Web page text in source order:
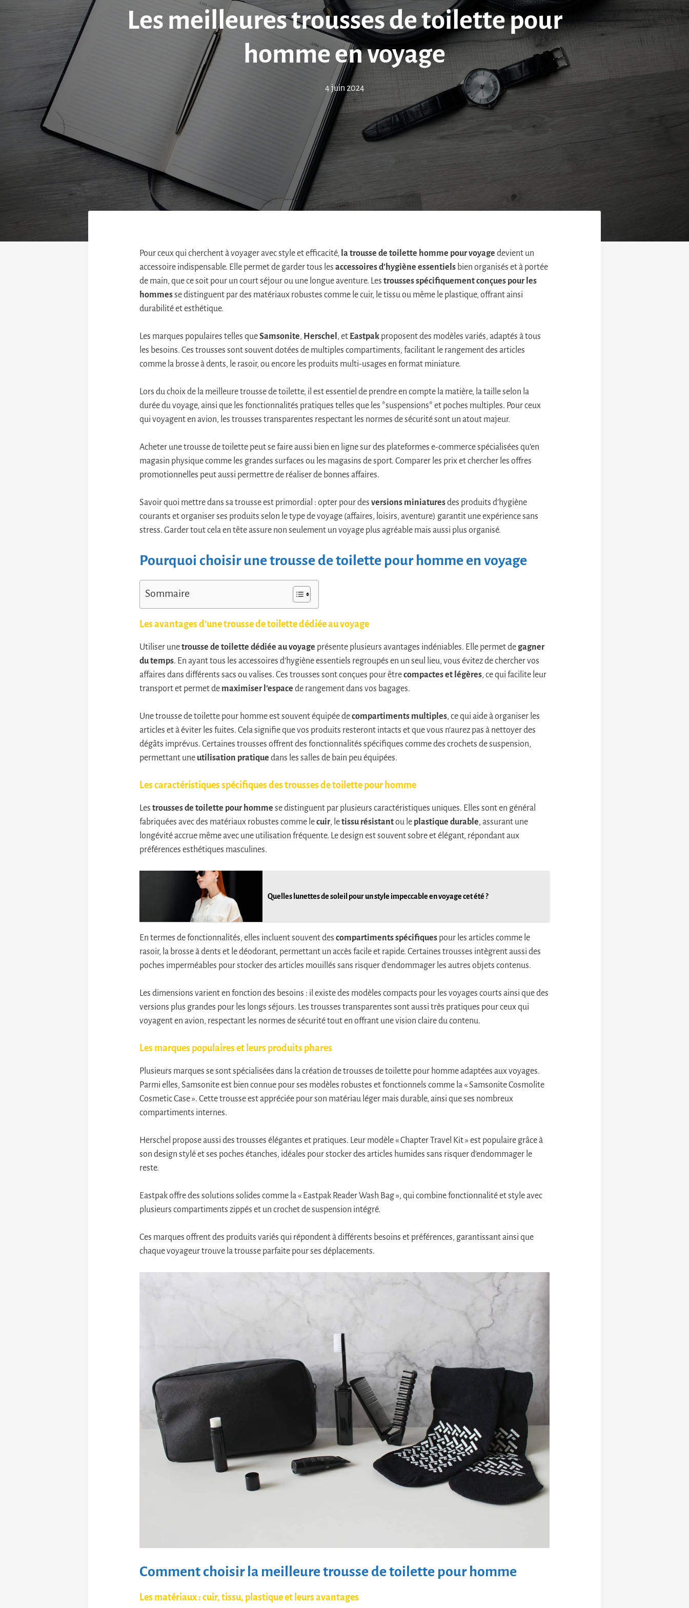
Les meilleures trousses de toilette pour
homme en voyage
4 juin 2024
Pour ceux qui cherchent à voyager avec style et efficacité, la trousse de toilette homme pour voyage devient un
accessoire indispensable. Elle permet de garder tous les accessoires d’hygiène essentiels bien organisés et à portée
de main, que ce soit pour un court séjour ou une longue aventure. Les trousses spécifiquement conçues pour les
hommesse distinguent par des matériaux robustes comme le cuir, le tissu ou même le plastique, offrant ainsi
durabilité et esthétique.
Les marques populaires telles queSamsonite, Herschel , et Eastpak proposent des modèles variés, adaptés à tous
les besoins. Ces trousses sont souvent dotées de multiples compartiments, facilitant le rangement des articles
comme la brosse à dents, le rasoir, ou encore les produits multi-usages en format miniature.
Lors du choix de la meilleure trousse de toilette, il est essentiel de prendre en compte la matière, la taille selon la
durée du voyage, ainsi que les fonctionnalités pratiques telles que les *suspensions* et poches multiples. Pour ceux
qui voyagent en avion, les trousses transparentes respectant les normes de sécurité sont un atout majeur.
Acheter une trousse de toilette peut se faire aussi bien en ligne sur des plateformes e-commerce spécialisées qu’en
magasin physique comme les grandes surfaces ou les magasins de sport. Comparer les prix et chercher les offres
promotionnelles peut aussi permettre de réaliser de bonnes affaires.
Savoir quoi mettre dans sa trousse est primordial : opter pour des versions miniaturesdes produits d’hygiène
courants et organiser ses produits selon le type de voyage (affaires, loisirs, aventure) garantit une expérience sans
stress. Garder tout cela en tête assure non seulement un voyage plus agréable mais aussi plus organisé.
Pourquoi choisir une trousse de toilette pour homme en voyage
Sommaire
Les avantages d’une trousse de toilette dédiée au voyage
Utiliser unetrousse de toilette dédiée au voyage présente plusieurs avantages indéniables. Elle permet de gagner
du temps. En ayant tous les accessoires d’hygiène essentiels regroupés en un seul lieu, vous évitez de chercher vos
affaires dans différents sacs ou valises. Ces trousses sont conçues pour êtrecompactes et légères, ce qui facilite leur
transport et permet de maximiser l’espace de rangement dans vos bagages.
Une trousse de toilette pour homme est souvent équipée decompartiments multiples, ce qui aide à organiser les
articles et à éviter les fuites. Cela signifie que vos produits resteront intacts et que vous n’aurez pas à nettoyer des
dégâts imprévus. Certaines trousses offrent des fonctionnalités spécifiques comme des crochets de suspension,
permettant une utilisation pratique dans les salles de bain peu équipées.
Les caractéristiques spécifiques des trousses de toilette pour homme
Les trousses de toilette pour homme se distinguent par plusieurs caractéristiques uniques. Elles sont en général
fabriquées avec des matériaux robustes comme lecuir, letissu résistantou le plastique durable, assurant une
longévité accrue même avec une utilisation fréquente. Le design est souvent sobre et élégant, répondant aux
préférences esthétiques masculines.
Quelles lunettes de soleil pour un style impeccable en voyage cet été ?
En termes de fonctionnalités, elles incluent souvent des compartiments spécifiques pour les articles comme le
rasoir, la brosse à dents et le déodorant, permettant un accès facile et rapide. Certaines trousses intègrent aussi des
poches imperméables pour stocker des articles mouillés sans risquer d’endommager les autres objets contenus.
Les dimensions varient en fonction des besoins : il existe des modèles compacts pour les voyages courts ainsi que des
versions plus grandes pour les longs séjours. Les trousses transparentes sont aussi très pratiques pour ceux qui
voyagent en avion, respectant les normes de sécurité tout en offrant une vision claire du contenu.
Les marques populaires et leurs produits phares
Plusieurs marques se sont spécialisées dans la création de trousses de toilette pour homme adaptées aux voyages.
Parmi elles, Samsonite est bien connue pour ses modèles robustes et fonctionnels comme la « Samsonite Cosmolite
Cosmetic Case ». Cette trousse est appréciée pour son matériau léger mais durable, ainsi que ses nombreux
compartiments internes.
Herschel propose aussi des trousses élégantes et pratiques. Leur modèle « Chapter Travel Kit » est populaire grâce à
son design stylé et ses poches étanches, idéales pour stocker des articles humides sans risquer d’endommager le
reste.
Eastpak offre des solutions solides comme la « Eastpak Reader Wash Bag », qui combine fonctionnalité et style avec
plusieurs compartiments zippés et un crochet de suspension intégré.
Ces marques offrent des produits variés qui répondent à différents besoins et préférences, garantissant ainsi que
chaque voyageur trouve la trousse parfaite pour ses déplacements.
Comment choisir la meilleure trousse de toilette pour homme
Les matériaux : cuir, tissu, plastique et leurs avantages